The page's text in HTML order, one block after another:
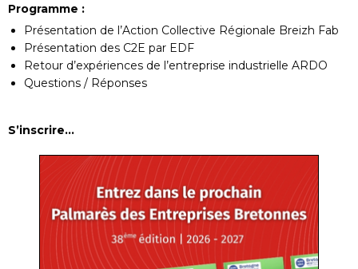
Programme :
Présentation de l’Action Collective Régionale Breizh Fab
Présentation des C2E par EDF
Retour d’expériences de l’entreprise industrielle ARDO
Questions / Réponses
S’inscrire…